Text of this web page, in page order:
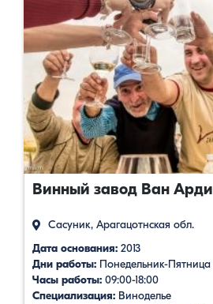
Винный завод Ван Арди
Сасуник, Арагацотнская обл.
Дата основания: 2013
Дни работы: Понедельник-Пятница
Часы работы: 09:00-18:00
Специализация: Виноделье